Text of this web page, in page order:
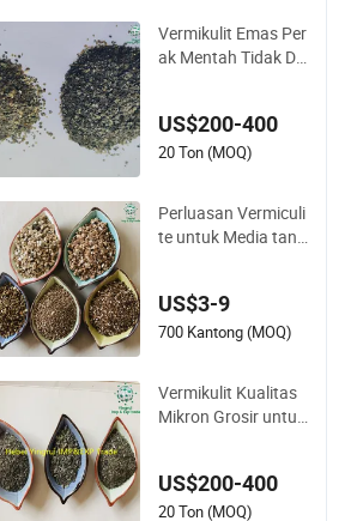
Vermikulit Emas Per
ak Mentah Tidak Di
ggunaan Pertanian
Bentuk Partikel
US$200-400
20 Ton (MOQ)
Perluasan Vermiculi
te untuk Media tana
bunan anggur
US$3-9
700 Kantong (MOQ)
Vermikulit Kualitas
Mikron Grosir untuk
US$200-400
20 Ton (MOQ)